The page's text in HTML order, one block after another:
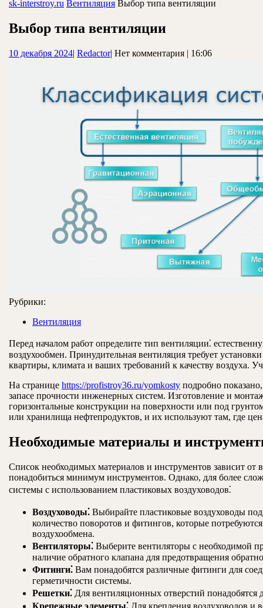
sk-interstroy.ru Вентиляция Выбор типа вентиляции
Выбор типа вентиляции
10 декабря 202410
| RedactorRedactor
| Нет комментария | 16:06
Рубрики:
Вентиляция
Перед началом работ определите тип вентиляции⁚
воздухообмен. Принудительная вентиляция требует
квартиры, климата и ваших требований к качеству воздуха.
На странице https://profistroy36.ru/yomkosty подробно
запасе прочности инженерных систем. Изготовление и
горизонтальные конструкции на поверхности или под
или хранилища нефтепродуктов, и их используют там, где
Необходимые материалы и
Список необходимых материалов и инструментов зависит
понадобиться минимум инструментов. Однако, для более
системы с использованием пластиковых воздуховодов⁚
Воздуховоды⁚ Выбирайте пластиковые воздуховоды
количество поворотов и фитингов, которые
воздухообмена.
Вентиляторы⁚ Выберите вентиляторы с необходимой
наличие обратного клапана для предотвращения
Фитинги⁚ Вам понадобятся различные фитинги для
герметичности системы.
Решетки⁚ Для вентиляционных отверстий
Крепежные элементы⁚ Для крепления воздуховодов и